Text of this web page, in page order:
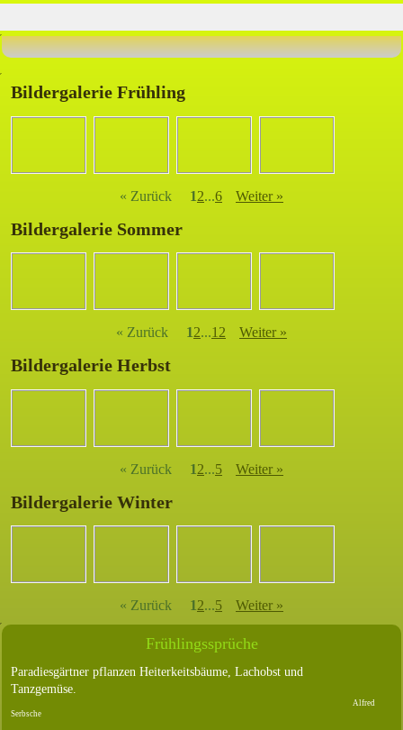
Bildergalerie Frühling
« Zurück 12...6 Weiter »
Bildergalerie Sommer
« Zurück 12...12 Weiter »
Bildergalerie Herbst
« Zurück 12...5 Weiter »
Bildergalerie Winter
« Zurück 12...5 Weiter »
Frühlingssprüche
Paradiesgärtner pflanzen Heiterkeitsbäume, Lachobst und
Tanzgemüse.
Alfred
Serbsche